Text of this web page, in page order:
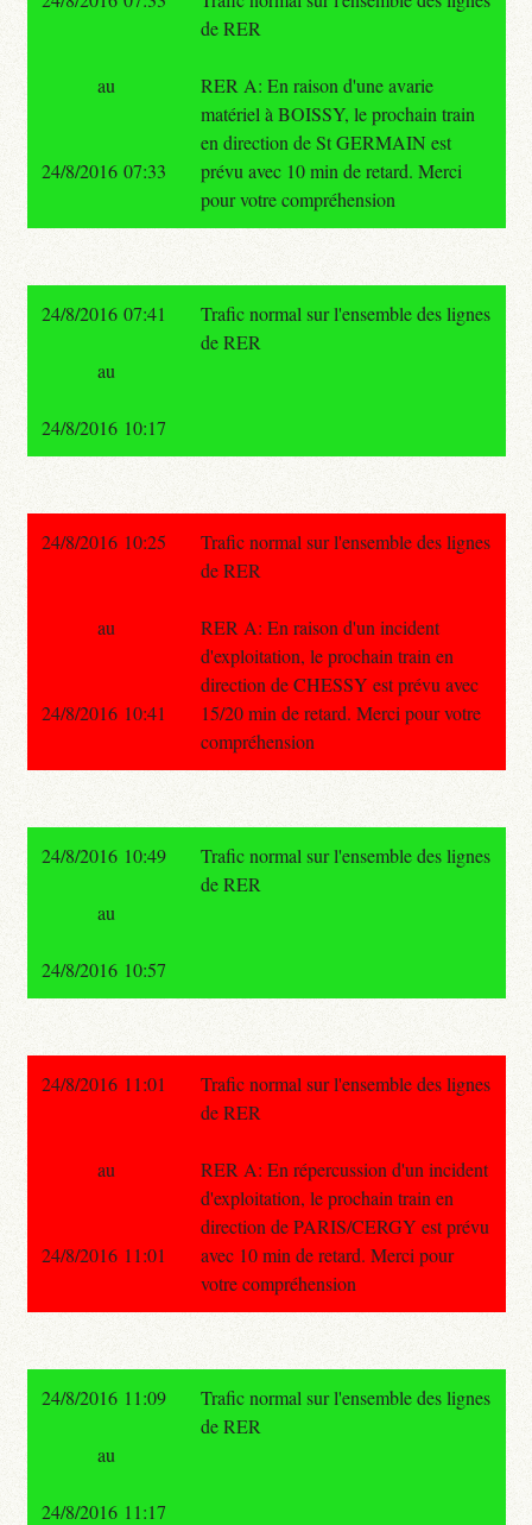
de RER
RER A: En raison d'une avarie
matériel à BOISSY, le prochain train
en direction de St GERMAIN est
prévu avec 10 min de retard. Merci
pour votre compréhension
au
24/8/2016 07:33
24/8/2016 07:41
Trafic normal sur l'ensemble des lignes
de RER
au
24/8/2016 10:17
24/8/2016 10:25
Trafic normal sur l'ensemble des lignes
de RER
RER A: En raison d'un incident
d'exploitation, le prochain train en
direction de CHESSY est prévu avec
15/20 min de retard. Merci pour votre
compréhension
au
24/8/2016 10:41
24/8/2016 10:49
Trafic normal sur l'ensemble des lignes
de RER
au
24/8/2016 10:57
24/8/2016 11:01
Trafic normal sur l'ensemble des lignes
de RER
RER A: En répercussion d'un incident
d'exploitation, le prochain train en
direction de PARIS/CERGY est prévu
avec 10 min de retard. Merci pour
votre compréhension
au
24/8/2016 11:01
24/8/2016 11:09
Trafic normal sur l'ensemble des lignes
de RER
au
24/8/2016 11:17